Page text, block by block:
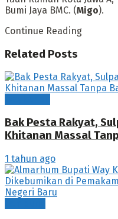
Bumi Jaya BMC. (Migo).
Continue Reading
Related Posts
Bak Pesta Rakyat,
Khitanan Massal
1 tahun ago